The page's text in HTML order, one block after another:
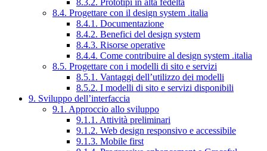
8.3.2. Prototipi in alta fedeltà
8.4. Progettare con il design system .italia
8.4.1. Documentazione
8.4.2. Benefici del design system
8.4.3. Risorse operative
8.4.4. Come contribuire al design system .italia
8.5. Progettare con i modelli di sito e servizi
8.5.1. Vantaggi dell’utilizzo dei modelli
8.5.2. I modelli di sito e servizi disponibili
9. Sviluppo dell’interfaccia
9.1. Approccio allo sviluppo
9.1.1. Attività preliminari
9.1.2. Web design responsivo e accessibile
9.1.3. Mobile first